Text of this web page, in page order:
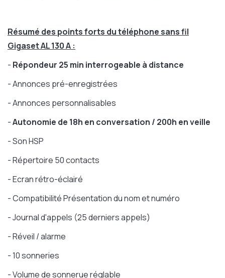
Résumé des points forts du téléphone sans fil
Gigaset AL 130 A :
- Répondeur 25 min interrogeable à distance
- Annonces pré-enregistrées
- Annonces personnalisables
-Autonomie de 18h en conversation / 200h en veille
- Son HSP
- Répertoire 50 contacts
- Ecran rétro-éclairé
- Compatibilité Présentation du nom et numéro
- Journal d'appels (25 derniers appels)
- Réveil / alarme
- 10 sonneries
- Volume de sonnerue réglable